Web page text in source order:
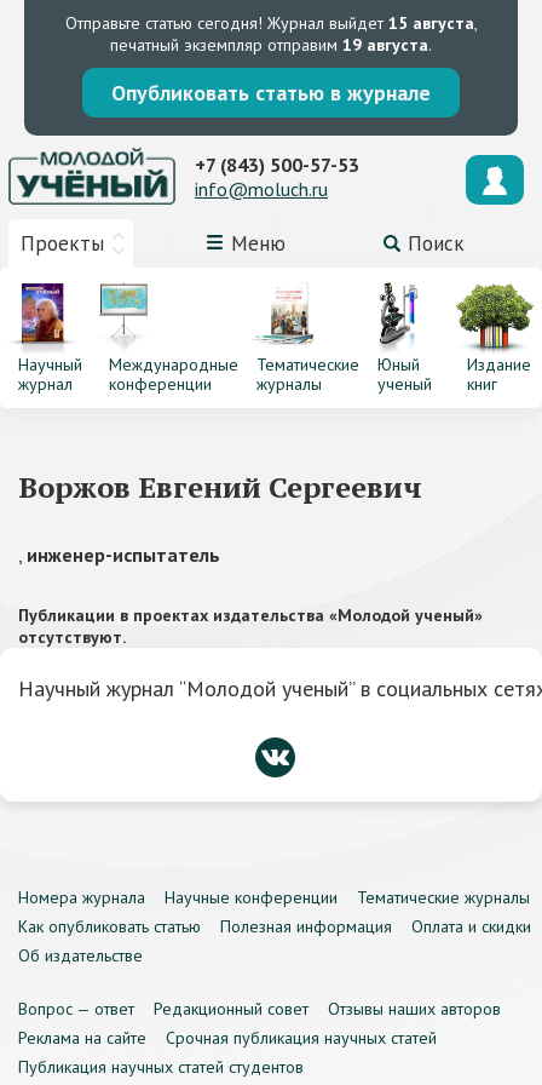
Отправьте статью сегодня! Журнал выйдет15 августа,
печатный экземпляр отправим 19 августа.
Опубликовать статью в журнале
Проекты Меню Поиск
+7 (843) 500-57-53
info@moluch.ru
Научный
журнал
Международные
конференции
Тематические
журналы
Юный
ученый
Издание
книг
Воржов Евгений Сергеевич
, инженер-испытатель
Публикации в проектах издательства «Молодой ученый»
отсутствуют.
Научный журнал “Молодой ученый” в социальных
Номера журнала Научные конференции
Тематические журналы
Как опубликовать статью
Полезная информация
Оплата и скидки
Об издательстве
Вопрос — ответ Редакционный совет
Отзывы наших авторов
Реклама на сайте
Срочная публикация научных статей
Публикация научных статей студентов